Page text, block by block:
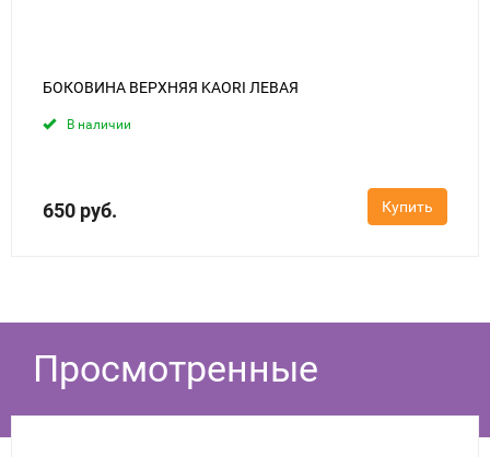
БОКОВИНА ВЕРХНЯЯ KAORI ЛЕВАЯ
В наличии
650 руб. Купить
Просмотренные